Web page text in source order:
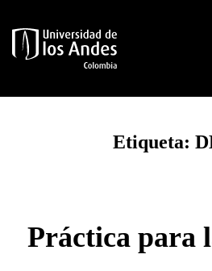
Skip to main content
Etiqueta:
Práctica para